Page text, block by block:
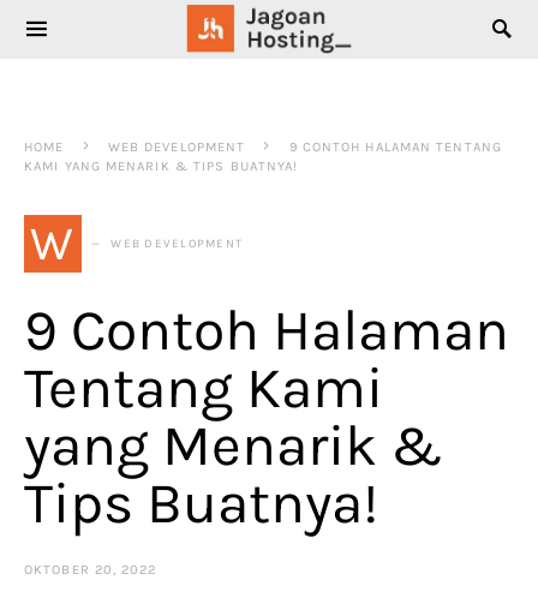
SEARCH FOR:
HOME WEB DEVELOPMENT
9 CONTOH HALAMAN TENTANG
KAMI YANG MENARIK & TIPS BUATNYA!
W WEB DEVELOPMENT
9 Contoh Halaman
Tentang Kami
yang Menarik &
Tips Buatnya!
OKTOBER 20, 2022